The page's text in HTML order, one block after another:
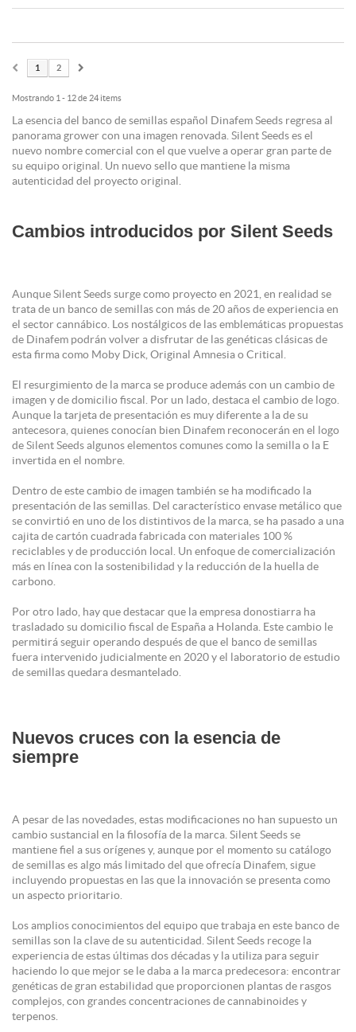
1 2
Mostrando 1 - 12 de 24 items
La esencia del banco de semillas español Dinafem Seeds regresa al
panorama grower con una imagen renovada. Silent Seeds es el
nuevo nombre comercial con el que vuelve a operar gran parte de
su equipo original. Un nuevo sello que mantiene la misma
autenticidad del proyecto original.
Cambios introducidos por Silent Seeds
Aunque Silent Seeds surge como proyecto en 2021, en realidad se
trata de un banco de semillas con más de 20 años de experiencia en
el sector cannábico. Los nostálgicos de las emblemáticas propuestas
de Dinafem podrán volver a disfrutar de las genéticas clásicas de
esta firma como Moby Dick, Original Amnesia o Critical.
El resurgimiento de la marca se produce además con un cambio de
imagen y de domicilio fiscal. Por un lado, destaca el cambio de logo.
Aunque la tarjeta de presentación es muy diferente a la de su
antecesora, quienes conocían bien Dinafem reconocerán en el logo
de Silent Seeds algunos elementos comunes como la semilla o la E
invertida en el nombre.
Dentro de este cambio de imagen también se ha modificado la
presentación de las semillas. Del característico envase metálico que
se convirtió en uno de los distintivos de la marca, se ha pasado a una
cajita de cartón cuadrada fabricada con materiales 100 %
reciclables y de producción local. Un enfoque de comercialización
más en línea con la sostenibilidad y la reducción de la huella de
carbono.
Por otro lado, hay que destacar que la empresa donostiarra ha
trasladado su domicilio fiscal de España a Holanda. Este cambio le
permitirá seguir operando después de que el banco de semillas
fuera intervenido judicialmente en 2020 y el laboratorio de estudio
de semillas quedara desmantelado.
Nuevos cruces con la esencia de
siempre
A pesar de las novedades, estas modificaciones no han supuesto un
cambio sustancial en la filosofía de la marca. Silent Seeds se
mantiene fiel a sus orígenes y, aunque por el momento su catálogo
de semillas es algo más limitado del que ofrecía Dinafem, sigue
incluyendo propuestas en las que la innovación se presenta como
un aspecto prioritario.
Los amplios conocimientos del equipo que trabaja en este banco de
semillas son la clave de su autenticidad. Silent Seeds recoge la
experiencia de estas últimas dos décadas y la utiliza para seguir
haciendo lo que mejor se le daba a la marca predecesora: encontrar
genéticas de gran estabilidad que proporcionen plantas de rasgos
complejos, con grandes concentraciones de cannabinoides y
terpenos.